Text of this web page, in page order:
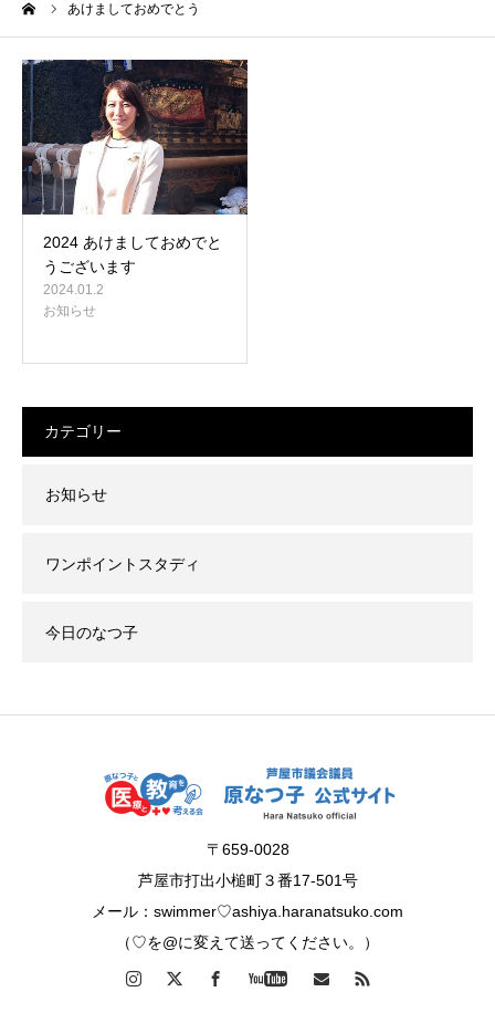
あけましておめでとう
2024 あけましておめでと
うございます
2024.01.2
お知らせ
カテゴリー
お知らせ
ワンポイントスタディ
今日のなつ子
〒659-0028
芦屋市打出小槌町３番17-501号
メール：swimmer♡ashiya.haranatsuko.com
（♡を@に変えて送ってください。）